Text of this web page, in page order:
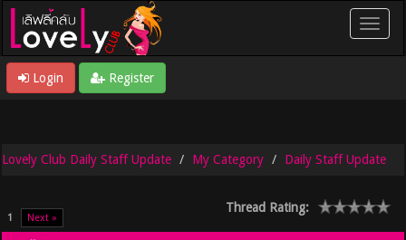
Login Register
Lovely Club Daily Staff Update My Category Daily Staff Update
1 Next »
Thread Rating: